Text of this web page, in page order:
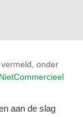
onder
aan de slag